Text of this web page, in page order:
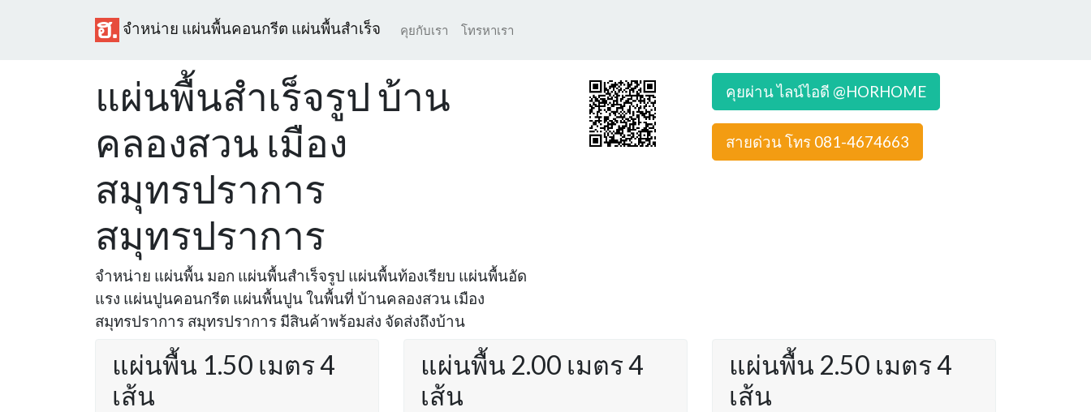
จำหน่าย แผ่นพื้นคอนกรีต แผ่นพื้นสำเร็จ คุยกับเรา โทรหาเรา
แผ่นพื้นสำเร็จรูป บ้าน
คลองสวน เมือง
สมุทรปราการ
สมุทรปราการ
จำหน่าย แผ่นพื้น มอก แผ่นพื้นสำเร็จรูป แผ่นพื้นท้องเรียบ แผ่นพื้นอัด
แรง แผ่นปูนคอนกรีต แผ่นพื้นปูน ในพื้นที่ บ้านคลองสวน เมือง
สมุทรปราการ สมุทรปราการ มีสินค้าพร้อมส่ง จัดส่งถึงบ้าน
คุยผ่าน ไลน์ไอดี @HORHOME
สายด่วน โทร 081-4674663
แผ่นพื้น 1.50 เมตร 4
เส้น
แผ่นพื้น 2.00 เมตร 4
เส้น
แผ่นพื้น 2.50 เมตร 4
เส้น